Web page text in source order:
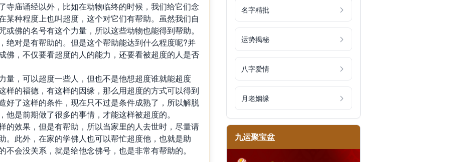
寺庙诵经以外，比如在动物临终的时候，我们给它们念
某种程度上也叫超度，这个对它们有帮助。虽然我们自
佛的名号有这个力量，所以这些动物也能得到帮助。
绝对是有帮助的。但是这个帮助能达到什么程度呢?并
佛，不仅要看超度的人的能力，还要看被超度的人是否
量，可以超度一些人，但也不是他想超度谁就能超度
样的福德，有这样的因缘，那么用超度的方式可以得到
好了这样的条件，现在只不过是条件成熟了，所以解脱
是前期做了很多的事情，才能这样被超度的。
的效果，但是有帮助，所以当家里的人去世时，尽量请
。此外，在家的学佛人也可以帮忙超度他，也就是助
会没关系，就是给他念佛号，也是非常有帮助的。
名字精批
运势揭秘
八字爱情
月老姻缘
九运聚宝盆